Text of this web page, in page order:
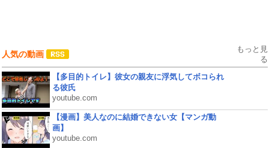
人気の動画
もっと見
る
【多目的トイレ】彼女の親友に浮気してボコられ
る彼氏
youtube.com
【漫画】美人なのに結婚できない女【マンガ動
画】
youtube.com